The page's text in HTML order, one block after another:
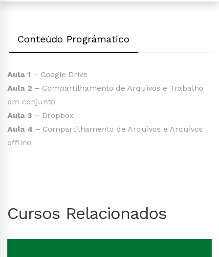
Conteúdo Prográmatico
Aula 1 – Google Drive
Aula 2 – Compartilhamento de Arquivos e Trabalho
em conjunto
Aula 3 – Dropbox
Aula 4 – Compartilhamento de Arquivos e Arquivos
offline
Cursos Relacionados